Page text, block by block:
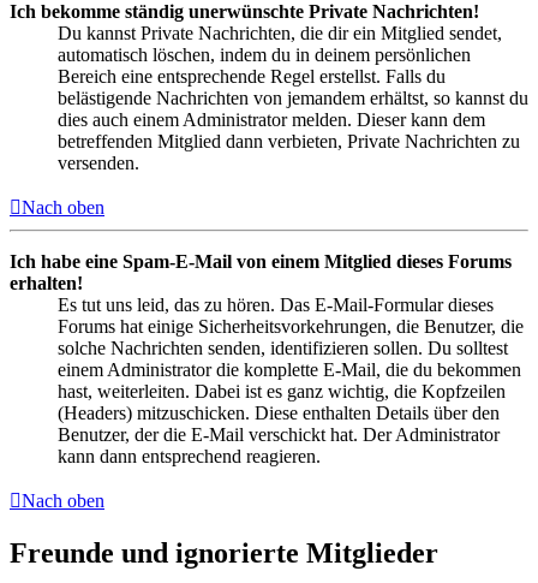
Ich bekomme ständig unerwünschte Private Nachrichten!
Du kannst Private Nachrichten, die dir ein Mitglied sendet,
automatisch löschen, indem du in deinem persönlichen
Bereich eine entsprechende Regel erstellst. Falls du
belästigende Nachrichten von jemandem erhältst, so kannst du
dies auch einem Administrator melden. Dieser kann dem
betreffenden Mitglied dann verbieten, Private Nachrichten zu
versenden.
Nach oben
Ich habe eine Spam-E-Mail von einem Mitglied dieses Forums
erhalten!
Es tut uns leid, das zu hören. Das E-Mail-Formular dieses
Forums hat einige Sicherheitsvorkehrungen, die Benutzer, die
solche Nachrichten senden, identifizieren sollen. Du solltest
einem Administrator die komplette E-Mail, die du bekommen
hast, weiterleiten. Dabei ist es ganz wichtig, die Kopfzeilen
(Headers) mitzuschicken. Diese enthalten Details über den
Benutzer, der die E-Mail verschickt hat. Der Administrator
kann dann entsprechend reagieren.
Nach oben
Freunde und ignorierte Mitglieder